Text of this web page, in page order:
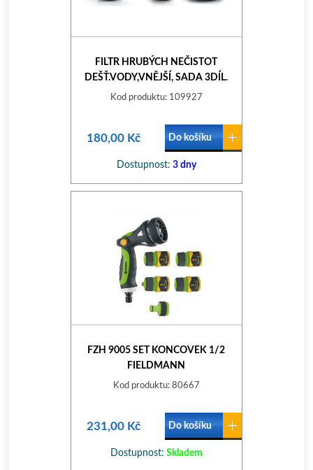
FILTR HRUBÝCH NEČISTOT
DEŠŤ.VODY,VNĚJŠÍ, SADA 3DÍL.
Kod produktu: 109927
180,00 Kč Do košíku
Dostupnost: 3 dny
FZH 9005 SET KONCOVEK 1/2
FIELDMANN
Kod produktu: 80667
231,00 Kč Do košíku
Dostupnost: Skladem